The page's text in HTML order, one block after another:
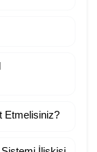
Etmelisiniz?